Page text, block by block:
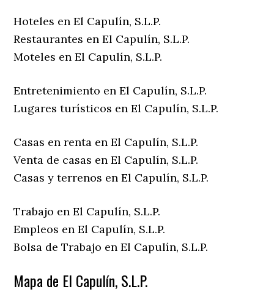
Hoteles en El Capulín, S.L.P.
Restaurantes en El Capulín, S.L.P.
Moteles en El Capulín, S.L.P.
Entretenimiento en El Capulín, S.L.P.
Lugares turísticos en El Capulín, S.L.P.
Casas en renta en El Capulín, S.L.P.
Venta de casas en El Capulín, S.L.P.
Casas y terrenos en El Capulín, S.L.P.
Trabajo en El Capulín, S.L.P.
Empleos en El Capulín, S.L.P.
Bolsa de Trabajo en El Capulín, S.L.P.
Mapa de El Capulín, S.L.P.